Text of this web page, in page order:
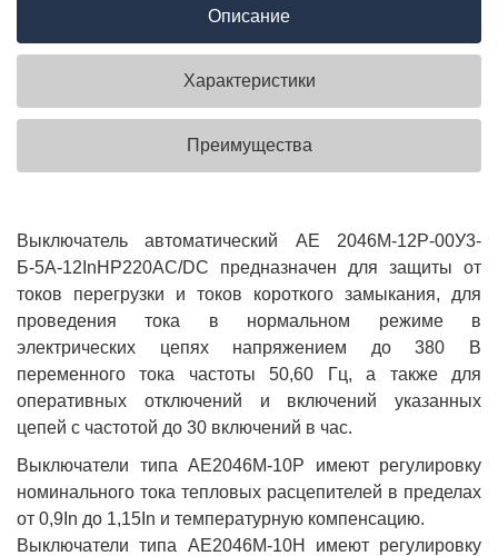
Описание
Характеристики
Преимущества
Выключатель автоматический АЕ 2046М-12Р-00У3-
Б-5А-12InНР220AC/DC предназначен для защиты от
токов перегрузки и токов короткого замыкания, для
проведения тока в нормальном режиме в
электрических цепях напряжением до 380 В
переменного тока частоты 50,60 Гц, а также для
оперативных отключений и включений указанных
цепей с частотой до 30 включений в час.
Выключатели типа АЕ2046М-10Р имеют регулировку
номинального тока тепловых расцепителей в пределах
от 0,9In до 1,15In и температурную компенсацию.
Выключатели типа АЕ2046М-10Н имеют регулировку